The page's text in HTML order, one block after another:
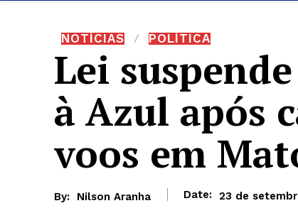
NOTÍCIAS POLÍTICA
Lei
à Azul após
voos em
By: Nilson Aranha Date: 23 de